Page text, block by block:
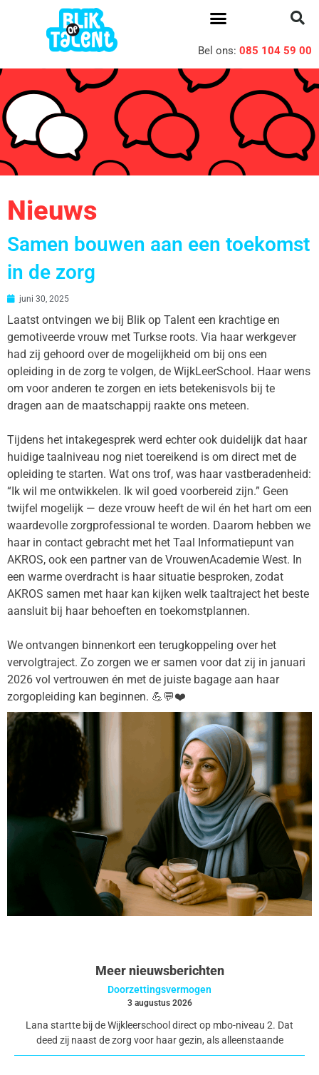
Bel ons: 085 104 59 00
Nieuws
Samen bouwen aan een toekomst
in de zorg
juni 30, 2025
Laatst ontvingen we bij Blik op Talent een krachtige en
gemotiveerde vrouw met Turkse roots. Via haar werkgever
had zij gehoord over de mogelijkheid om bij ons een
opleiding in de zorg te volgen, de WijkLeerSchool. Haar wens
om voor anderen te zorgen en iets betekenisvols bij te
dragen aan de maatschappij raakte ons meteen.
Tijdens het intakegesprek werd echter ook duidelijk dat haar
huidige taalniveau nog niet toereikend is om direct met de
opleiding te starten. Wat ons trof, was haar vastberadenheid:
“Ik wil me ontwikkelen. Ik wil goed voorbereid zijn.” Geen
twijfel mogelijk — deze vrouw heeft de wil én het hart om een
waardevolle zorgprofessional te worden. Daarom hebben we
haar in contact gebracht met het Taal Informatiepunt van
AKROS, ook een partner van de VrouwenAcademie West. In
een warme overdracht is haar situatie besproken, zodat
AKROS samen met haar kan kijken welk taaltraject het beste
aansluit bij haar behoeften en toekomstplannen.
We ontvangen binnenkort een terugkoppeling over het
vervolgtraject. Zo zorgen we er samen voor dat zij in januari
2026 vol vertrouwen én met de juiste bagage aan haar
zorgopleiding kan beginnen. 💪💬❤️
Meer nieuwsberichten
Doorzettingsvermogen
3 augustus 2026
Lana startte bij de Wijkleerschool direct op mbo-niveau 2. Dat
deed zij naast de zorg voor haar gezin, als alleenstaande